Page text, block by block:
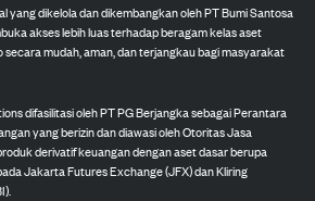
yang dikelola dan dikembangkan oleh PT Bumi Santosa
akses lebih luas terhadap beragam kelas aset
secara mudah, aman, dan terjangkau bagi masyarakat
difasilitasi oleh PT PG Berjangka sebagai Perantara
yang berizin dan diawasi oleh Otoritas Jasa
derivatif keuangan dengan aset dasar berupa
Jakarta Futures Exchange (JFX) dan Kliring